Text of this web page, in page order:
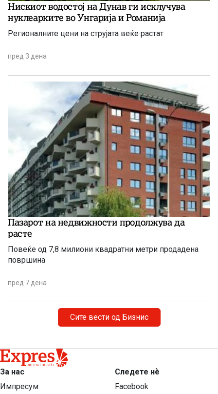
Нискиот водостој на Дунав ги исклучува
нуклеарките во Унгарија и Романија
Регионалните цени на струјата веќе растат
пред 3 дена
Пазарот на недвижности продолжува да
расте
Повеќе од 7,8 милиони квадратни метри продадена
површина
пред 7 дена
Сите вести од Бизнис
За нас
Импресум
Следете нѐ
Facebook